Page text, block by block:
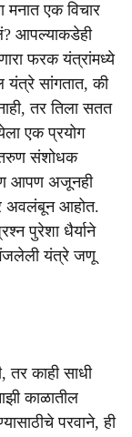
मनात एक विचार
आपल्याकडेही
फरक यंत्रांमध्ये
यंत्रे सांगतात, की
तर तिला सतत
एक प्रयोग
संशोधक
आपण अजूनही
अवलंबून आहोत.
पुरेशा धैर्याने
गंजलेली यंत्रे जणू
तर काही साधी
काळातील
परवाने, ही